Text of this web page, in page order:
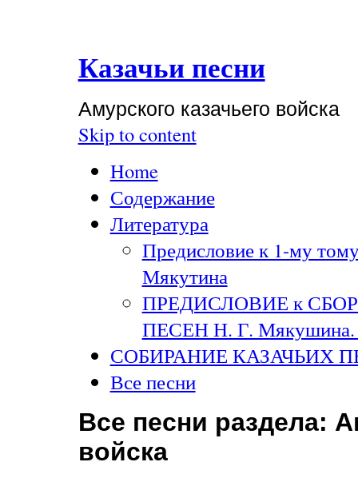
Казачьи песни
Амурского казачьего войска
Skip to content
Home
Содержание
Литература
Предисловие к 1-му
Мякутина
ПРЕДИСЛОВИЕ к
ПЕСЕН Н. Г. Мякушина.
СОБИРАНИЕ КАЗАЧЬИХ
Все песни
Все песни раздела:
войска